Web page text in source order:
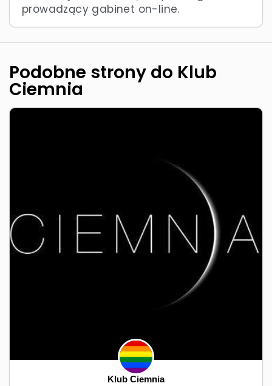
prowadzący gabinet on-line.
Podobne strony do Klub
Ciemnia
Klub Ciemnia